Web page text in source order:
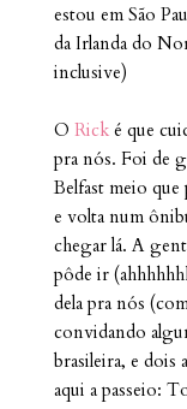
estou em São
da Irlanda do
inclusive)
O Rick é que
pra nós. Foi de
Belfast meio
e volta num
chegar lá. A
pôde ir
dela pra nós
convidando
brasileira, e dois
aqui a passeio: